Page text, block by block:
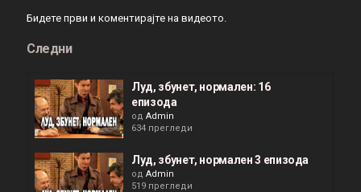
Бидете први и коментирајте на видеото.
Следни
Луд, збунет, нормален: 16
епизода
од Admin
634 прегледи
Луд, збунет, нормален 3 епизода
од Admin
519 прегледи